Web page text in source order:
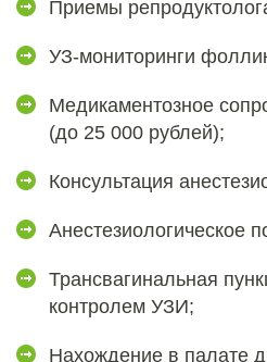
Приемы
УЗ-мониторинги
Медикаментозное
(до 25 000 рублей);
Консультация
Анестезиологическое
Трансвагинальная
контролем УЗИ;
Нахождение в палате